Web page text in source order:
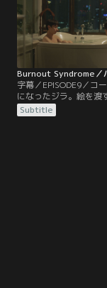
らレイジルームに行く
手に入れたジラは、ピ
けそこに向かうが…。
字幕／EPISODE9／コ
になったジラ。絵を渡
出したピームに正直な
し、あいまいな関係に
Subtitle